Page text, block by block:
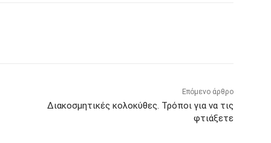
Επόμενο άρθρο
Διακοσμητικές κολοκύθες. Τρόποι για να τις
φτιάξετε